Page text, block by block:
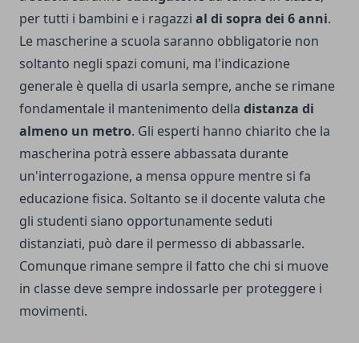
per tutti i bambini e i ragazzi al di sopra dei 6 anni.
Le mascherine a scuola saranno obbligatorie non
soltanto negli spazi comuni, ma l'indicazione
generale è quella di usarla sempre, anche se rimane
fondamentale il mantenimento della distanza di
almeno un metro. Gli esperti hanno chiarito che la
mascherina potrà essere abbassata durante
un'interrogazione, a mensa oppure mentre si fa
educazione fisica. Soltanto se il docente valuta che
gli studenti siano opportunamente seduti
distanziati, può dare il permesso di abbassarle.
Comunque rimane sempre il fatto che chi si muove
in classe deve sempre indossarle per proteggere i
movimenti.